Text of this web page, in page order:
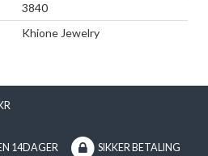
3840
Khione Jewelry
14DAGER SIKKER BETALING